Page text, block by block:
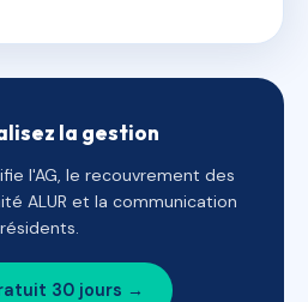
la gestion
l'AG, le recouvrement des
ALUR et la communication
résidents.
30 jours →